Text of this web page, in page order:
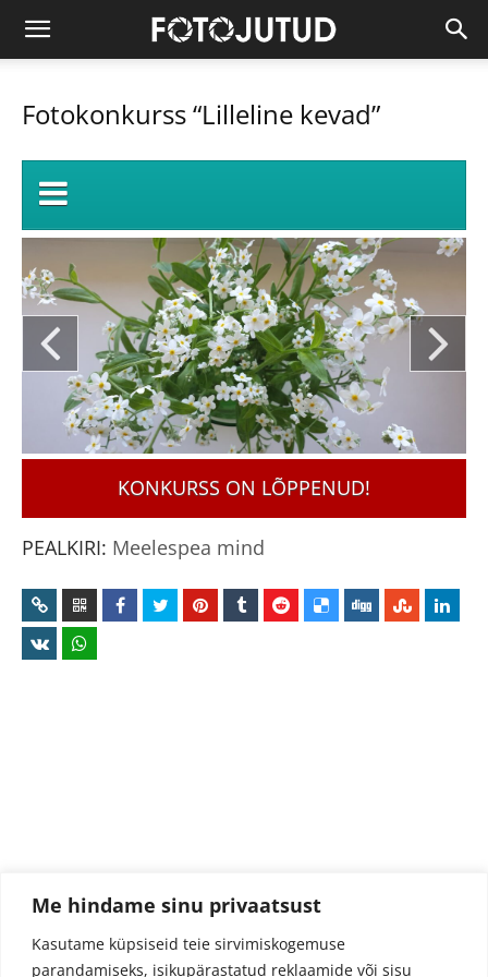
Me hindame sinu privaatsust
Kasutame küpsiseid teie sirvimiskogemuse
parandamiseks, isikupärastatud reklaamide või sisu
Fotokonkurss “Lilleline kevad”
KONKURSS ON LÕPPENUD!
PEALKIRI: Meelespea mind